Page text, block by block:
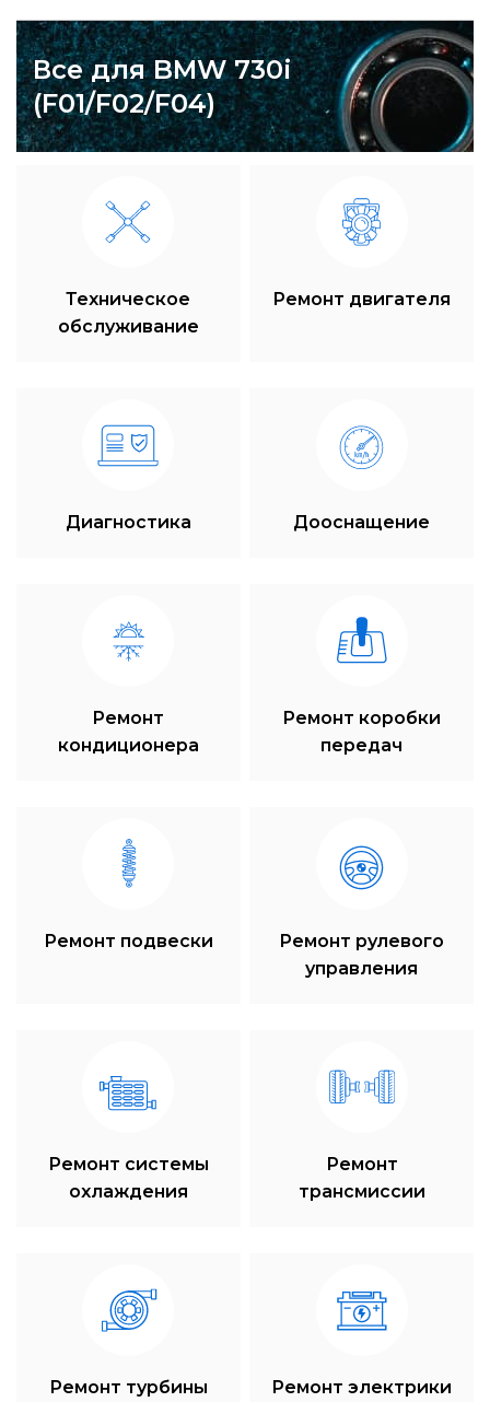
Все для BMW 730i
(F01/F02/F04)
Техническое
обслуживание
Ремонт двигателя
Диагностика Дооснащение
Ремонт
кондиционера
Ремонт коробки
передач
Ремонт подвески
Ремонт рулевого
управления
Ремонт системы
охлаждения
Ремонт
трансмиссии
Ремонт турбины Ремонт электрики